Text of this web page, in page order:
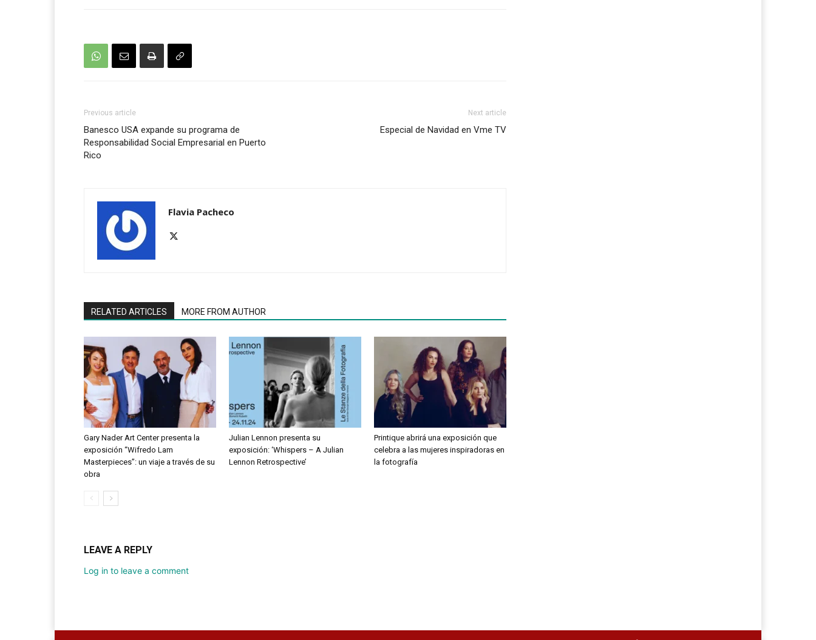
Previous article
Banesco USA expande su programa de
Responsabilidad Social Empresarial en Puerto
Rico
Next article
Especial de Navidad en Vme TV
Flavia Pacheco
RELATED ARTICLES MORE FROM AUTHOR
Gary Nader Art Center presenta la
exposición “Wifredo Lam
Masterpieces”: un viaje a través de su
obra
Julian Lennon presenta su
exposición: ‘Whispers – A Julian
Lennon Retrospective’
Printique abrirá una exposición que
celebra a las mujeres inspiradoras en
la fotografía
LEAVE A REPLY
Log in to leave a comment